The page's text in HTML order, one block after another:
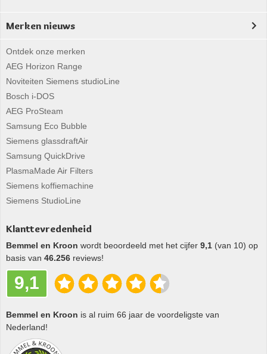
Merken nieuws
Ontdek onze merken
AEG Horizon Range
Noviteiten Siemens studioLine
Bosch i-DOS
AEG ProSteam
Samsung Eco Bubble
Siemens glassdraftAir
Samsung QuickDrive
PlasmaMade Air Filters
Siemens koffiemachine
Siemens StudioLine
Klanttevredenheid
Bemmel en Kroon wordt beoordeeld met het cijfer 9,1 (van 10) op
basis van 46.256 reviews!
9,1
Bemmel en Kroon is al ruim 66 jaar de voordeligste van
Nederland!